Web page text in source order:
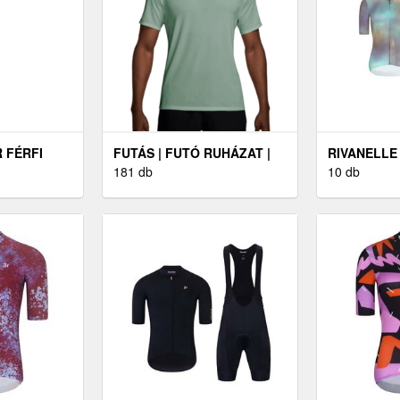
FÉRFI
FÉRFI
FUTÁS | FUTÓ RUHÁZAT |
FÉRFI FUTÓ RUHÁZAT |
181 db 10 db